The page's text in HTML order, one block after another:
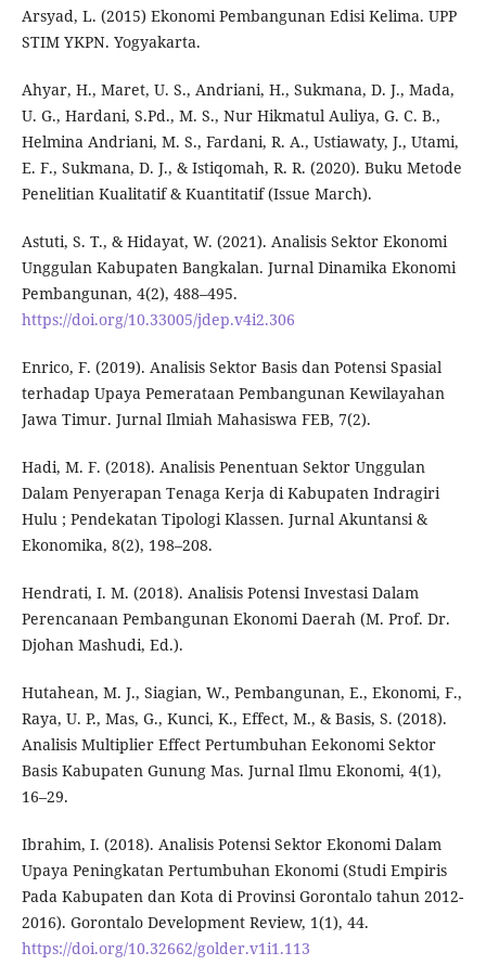
Arsyad, L. (2015) Ekonomi Pembangunan Edisi Kelima. UPP
STIM YKPN. Yogyakarta.
Ahyar, H., Maret, U. S., Andriani, H., Sukmana, D. J., Mada,
U. G., Hardani, S.Pd., M. S., Nur Hikmatul Auliya, G. C. B.,
Helmina Andriani, M. S., Fardani, R. A., Ustiawaty, J., Utami,
E. F., Sukmana, D. J., & Istiqomah, R. R. (2020). Buku Metode
Penelitian Kualitatif & Kuantitatif (Issue March).
Astuti, S. T., & Hidayat, W. (2021). Analisis Sektor Ekonomi
Unggulan Kabupaten Bangkalan. Jurnal Dinamika Ekonomi
Pembangunan, 4(2), 488–495.
https://doi.org/10.33005/jdep.v4i2.306
Enrico, F. (2019). Analisis Sektor Basis dan Potensi Spasial
terhadap Upaya Pemerataan Pembangunan Kewilayahan
Jawa Timur. Jurnal Ilmiah Mahasiswa FEB, 7(2).
Hadi, M. F. (2018). Analisis Penentuan Sektor Unggulan
Dalam Penyerapan Tenaga Kerja di Kabupaten Indragiri
Hulu ; Pendekatan Tipologi Klassen. Jurnal Akuntansi &
Ekonomika, 8(2), 198–208.
Hendrati, I. M. (2018). Analisis Potensi Investasi Dalam
Perencanaan Pembangunan Ekonomi Daerah (M. Prof. Dr.
Djohan Mashudi, Ed.).
Hutahean, M. J., Siagian, W., Pembangunan, E., Ekonomi, F.,
Raya, U. P., Mas, G., Kunci, K., Effect, M., & Basis, S. (2018).
Analisis Multiplier Effect Pertumbuhan Eekonomi Sektor
Basis Kabupaten Gunung Mas. Jurnal Ilmu Ekonomi, 4(1),
16–29.
Ibrahim, I. (2018). Analisis Potensi Sektor Ekonomi Dalam
Upaya Peningkatan Pertumbuhan Ekonomi (Studi Empiris
Pada Kabupaten dan Kota di Provinsi Gorontalo tahun 2012-
2016). Gorontalo Development Review, 1(1), 44.
https://doi.org/10.32662/golder.v1i1.113